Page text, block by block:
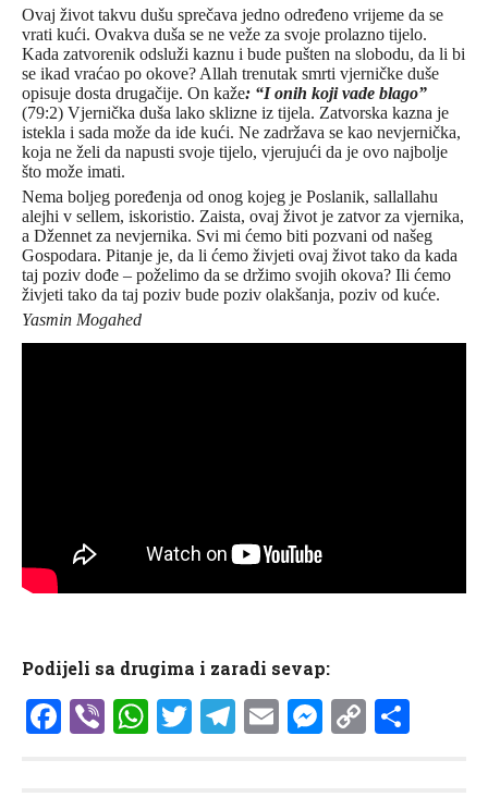
Ovaj život takvu dušu sprečava jedno određeno vrijeme da se
vrati kući. Ovakva duša se ne veže za svoje prolazno tijelo.
Kada zatvorenik odsluži kaznu i bude pušten na slobodu, da li bi
se ikad vraćao po okove? Allah trenutak smrti vjerničke duše
opisuje dosta drugačije. On kaže: “I onih koji vade blago”
(79:2) Vjernička duša lako sklizne iz tijela. Zatvorska kazna je
istekla i sada može da ide kući. Ne zadržava se kao nevjernička,
koja ne želi da napusti svoje tijelo, vjerujući da je ovo najbolje
što može imati.
Nema boljeg poređenja od onog kojeg je Poslanik, sallallahu
alejhi v sellem, iskoristio. Zaista, ovaj život je zatvor za vjernika,
a Džennet za nevjernika. Svi mi ćemo biti pozvani od našeg
Gospodara. Pitanje je, da li ćemo živjeti ovaj život tako da kada
taj poziv dođe – poželimo da se držimo svojih okova? Ili ćemo
živjeti tako da taj poziv bude poziv olakšanja, poziv od kuće.
Yasmin Mogahed
Podijeli sa drugima i zaradi sevap:
Facebook
ViberWhatsApp
Twitter
Telegram
EmailCopy